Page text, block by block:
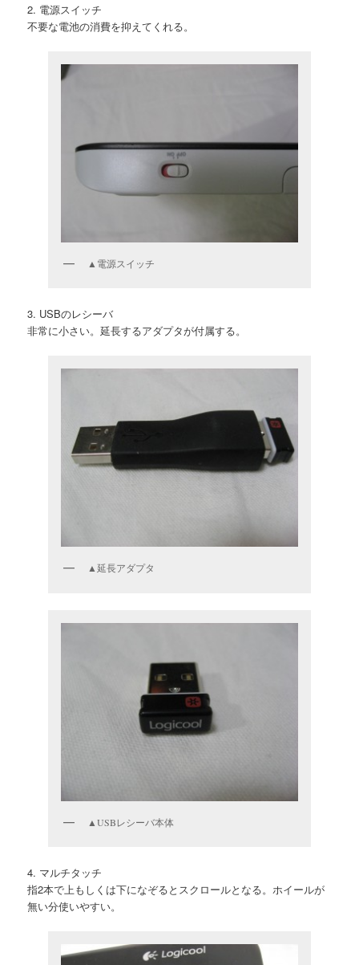
2. 電源スイッチ
不要な電池の消費を抑えてくれる。
▲電源スイッチ
3. USBのレシーバ
非常に小さい。延長するアダプタが付属する。
▲延長アダプタ
▲USBレシーバ本体
4. マルチタッチ
指2本で上もしくは下になぞるとスクロールとなる。ホイールが
無い分使いやすい。